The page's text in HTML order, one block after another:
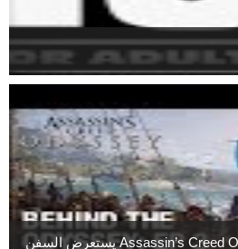
فيديو جديد للعبة Assassin’s Creed Odyssey يستعرض السفن